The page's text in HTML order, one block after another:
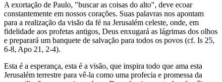
A exortação de Paulo, "buscar as coisas do alto", deve ecoar
constantemente em nossos corações. Suas palavras nos apontam
para a realização da visão da fé na Jerusalém celeste, onde, em
fidelidade aos profetas antigos, Deus enxugará as lágrimas dos olhos
e preparará um banquete de salvação para todos os povos (cf. Is 25,
6-8, Apo 21, 2-4).
Esta é a esperança, esta é a visão, que inspira todo que ama esta
Jerusalém terrestre para vê-la como uma profecia e promessa da